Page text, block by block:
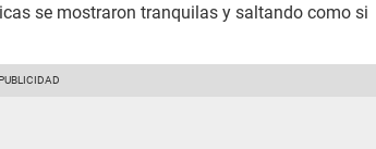
se mostraron tranquilas y saltando como si